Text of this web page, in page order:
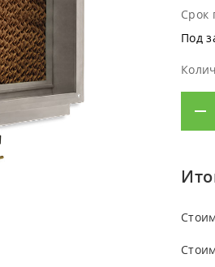
[КИ-ОЗОН]
ультразвуковыхСрок
Под